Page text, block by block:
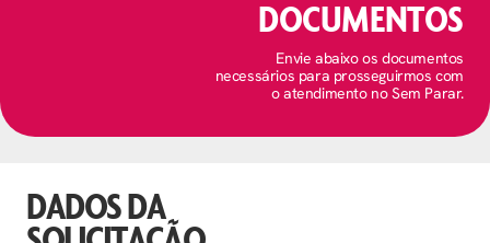
DOCUMENTOS
Envie abaixo os documentos
necessários para prosseguirmos com
o atendimento no Sem Parar.
DADOS DA